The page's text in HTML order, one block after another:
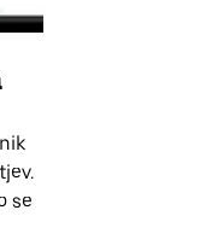
se